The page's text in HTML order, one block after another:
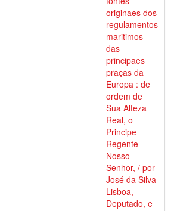
originaes dos
regulamentos
maritimos
das
principaes
praças da
Europa : de
ordem de
Sua Alteza
Real, o
Principe
Regente
Nosso
Senhor, / por
José da Silva
Lisboa,
Deputado, e